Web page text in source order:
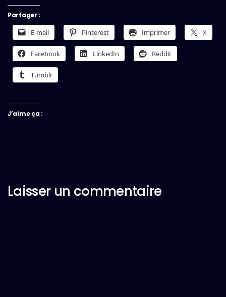
Partager :
E-mail Pinterest Imprimer X
Facebook LinkedIn Reddit
Tumblr
J’aime ça :
Laisser un commentaire